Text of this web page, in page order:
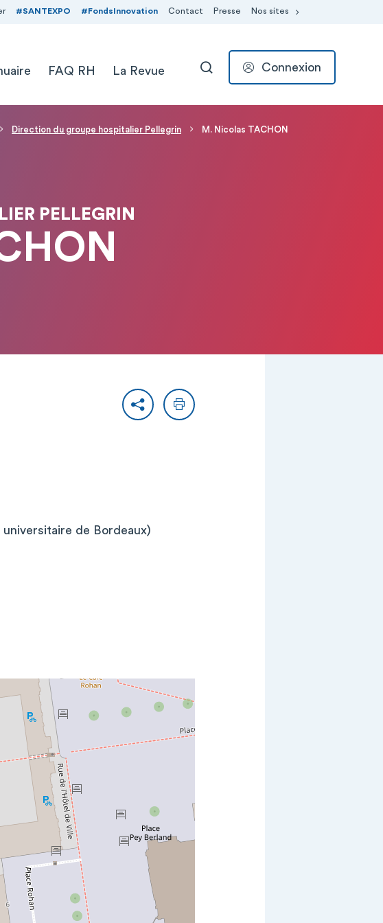
#SANTEXPO #FondsInnovation Contact Presse Nos sites
FAQ RH La Revue RECHERCHER
Connexion
Direction du groupe hospitalier Pellegrin M. Nicolas TACHON
PELLEGRIN
PartagerImprimer
de Bordeaux)